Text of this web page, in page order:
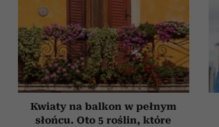
Kwiaty na balkon w pełnym
słońcu. Oto 5 roślin, które